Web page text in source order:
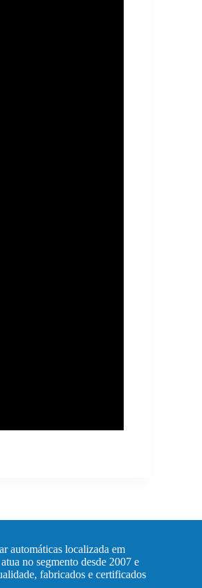
automáticas localizada em
no segmento desde 2007 e
fabricados e certificados